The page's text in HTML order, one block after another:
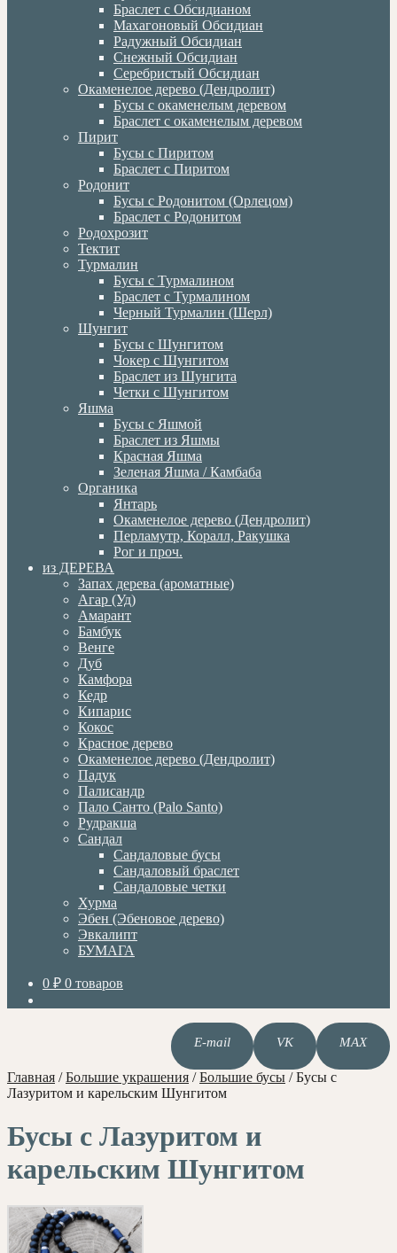
Браслет с Обсидианом
Махагоновый Обсидиан
Радужный Обсидиан
Снежный Обсидиан
Серебристый Обсидиан
Окаменелое дерево (Дендролит)
Бусы с окаменелым деревом
Браслет с окаменелым деревом
Пирит
Бусы с Пиритом
Браслет с Пиритом
Родонит
Бусы с Родонитом (Орлецом)
Браслет с Родонитом
Родохрозит
Тектит
Турмалин
Бусы с Турмалином
Браслет с Турмалином
Черный Турмалин (Шерл)
Шунгит
Бусы с Шунгитом
Чокер с Шунгитом
Браслет из Шунгита
Четки с Шунгитом
Яшма
Бусы с Яшмой
Браслет из Яшмы
Красная Яшма
Зеленая Яшма / Камбаба
Органика
Янтарь
Окаменелое дерево (Дендролит)
Перламутр, Коралл, Ракушка
Рог и проч.
из ДЕРЕВА
Запах дерева (ароматные)
Агар (Уд)
Амарант
Бамбук
Венге
Дуб
Камфора
Кедр
Кипарис
Кокос
Красное дерево
Окаменелое дерево (Дендролит)
Падук
Палисандр
Пало Санто (Palo Santo)
Рудракша
Сандал
Сандаловые бусы
Сандаловый браслет
Сандаловые четки
Хурма
Эбен (Эбеновое дерево)
Эвкалипт
БУМАГА
0 ₽ 0 товаров
E-mail VK MAX
Главная /Большие украшения /Большие бусы /Бусы с
Лазуритом и карельским Шунгитом
Бусы с Лазуритом и
карельским Шунгитом